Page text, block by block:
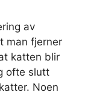
av
man fjerner
katten blir
ofte slutt
Noen